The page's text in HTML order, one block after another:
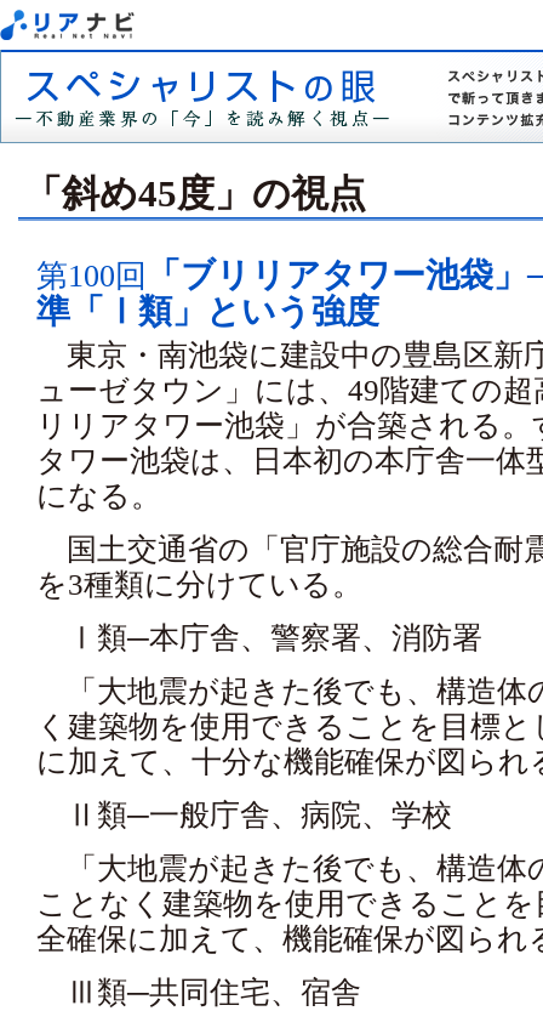
「斜め45度」の視点
第100回
「ブリリアタワー池袋
準「Ⅰ類」という強度
東京・南池袋に建設中の豊島区新
ューゼタウン」には、49階建ての
リリアタワー池袋」が合築される
タワー池袋は、日本初の本庁舎一体
になる。
国土交通省の「官庁施設の総合耐
を3種類に分けている。
Ⅰ類─本庁舎、警察署、消防署
「大地震が起きた後でも、構造体
く建築物を使用できることを目標
に加えて、十分な機能確保が図ら
Ⅱ類─一般庁舎、病院、学校
「大地震が起きた後でも、構造体
ことなく建築物を使用できること
全確保に加えて、機能確保が図られ
Ⅲ類─共同住宅、宿舎